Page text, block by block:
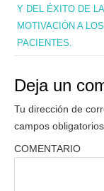
Y DEL ÉXITO DE LA
MOTIVACIÓN A LOS
PACIENTES.
Deja un
Tu dirección de
campos
COMENTARIO